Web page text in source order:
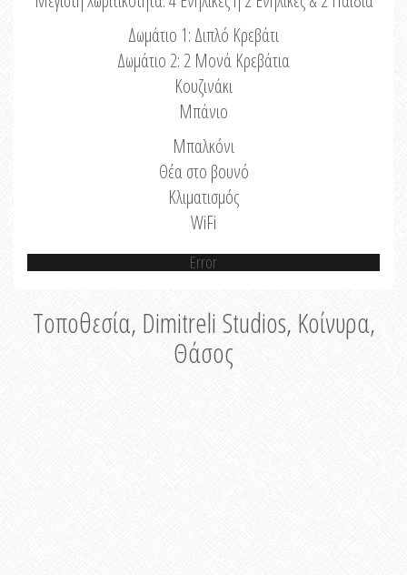
Δωμάτιο 1: Διπλό Κρεβάτι
Δωμάτιο 2: 2 Μονά Κρεβάτια
Κουζινάκι
Μπάνιο
Μπαλκόνι
Θέα στο βουνό
Κλιματισμός
WiFi
Error
Τοποθεσία, Dimitreli Studios, Κοίνυρα,
Θάσος